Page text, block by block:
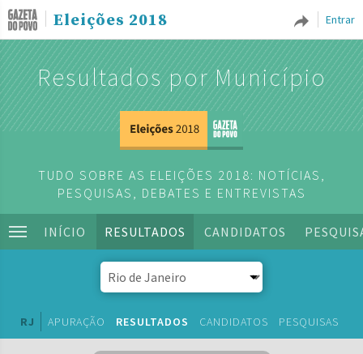
Entrar
Eleições 2018
Resultados por Município
TUDO SOBRE AS ELEIÇÕES 2018: NOTÍCIAS,
PESQUISAS, DEBATES E ENTREVISTAS
INÍCIO RESULTADOS CANDIDATOS
RJ APURAÇÃO RESULTADOS CANDIDATOS PESQUISAS